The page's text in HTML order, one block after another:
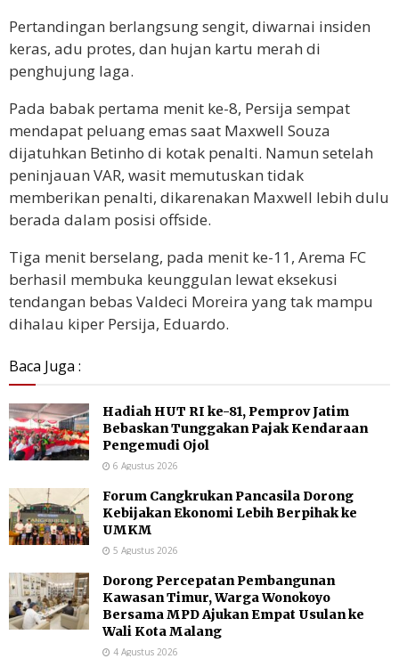
Pertandingan berlangsung sengit, diwarnai insiden
keras, adu protes, dan hujan kartu merah di
penghujung laga.
Pada babak pertama menit ke-8, Persija sempat
mendapat peluang emas saat Maxwell Souza
dijatuhkan Betinho di kotak penalti. Namun setelah
peninjauan VAR, wasit memutuskan tidak
memberikan penalti, dikarenakan Maxwell lebih dulu
berada dalam posisi offside.
Tiga menit berselang, pada menit ke-11, Arema FC
berhasil membuka keunggulan lewat eksekusi
tendangan bebas Valdeci Moreira yang tak mampu
dihalau kiper Persija, Eduardo.
Baca Juga :
Hadiah HUT RI ke-81, Pemprov Jatim
Bebaskan Tunggakan Pajak Kendaraan
Pengemudi Ojol
6 Agustus 2026
Forum Cangkrukan Pancasila Dorong
Kebijakan Ekonomi Lebih Berpihak ke
UMKM
5 Agustus 2026
Dorong Percepatan Pembangunan
Kawasan Timur, Warga Wonokoyo
Bersama MPD Ajukan Empat Usulan ke
Wali Kota Malang
4 Agustus 2026